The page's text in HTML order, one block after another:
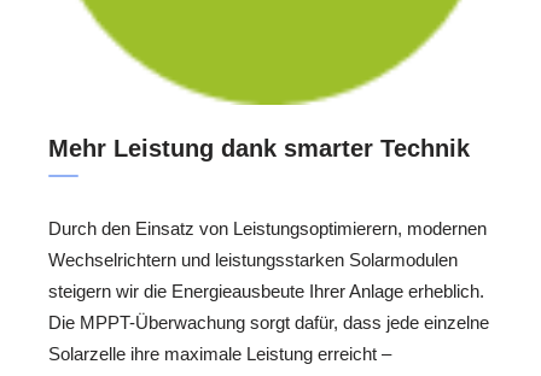
Mehr Leistung dank smarter Technik
Durch den Einsatz von Leistungsoptimierern, modernen
Wechselrichtern und leistungsstarken Solarmodulen
steigern wir die Energieausbeute Ihrer Anlage erheblich.
Die MPPT-Überwachung sorgt dafür, dass jede einzelne
Solarzelle ihre maximale Leistung erreicht –